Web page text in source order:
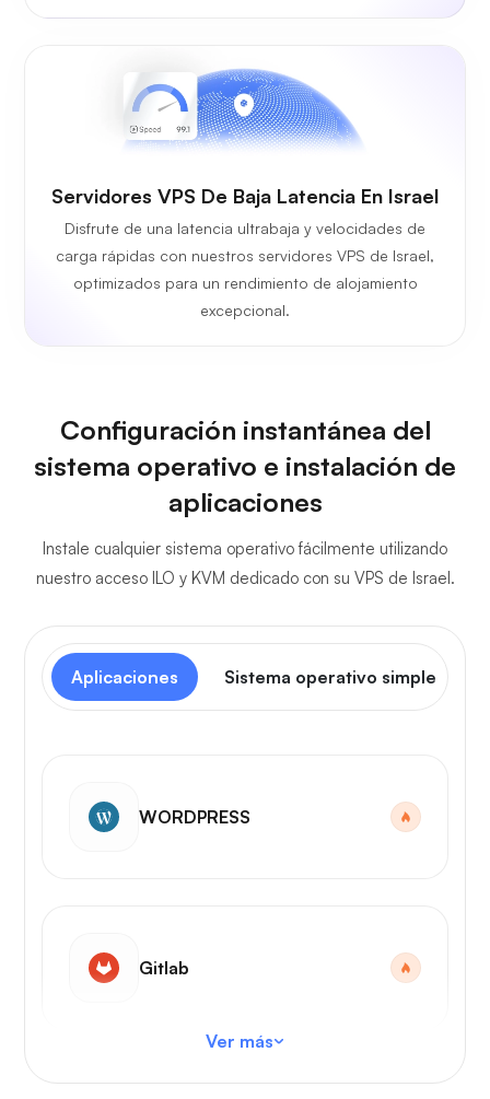
Servidores VPS De Baja Latencia En Israel
Disfrute de una latencia ultrabaja y velocidades de
carga rápidas con nuestros servidores VPS de Israel,
optimizados para un rendimiento de alojamiento
excepcional.
Configuración instantánea del
sistema operativo e instalación de
aplicaciones
Instale cualquier sistema operativo fácilmente utilizando
nuestro acceso ILO y KVM dedicado con su VPS de Israel.
Aplicaciones Sistema operativo simple
WORDPRESS
Gitlab
Ver más